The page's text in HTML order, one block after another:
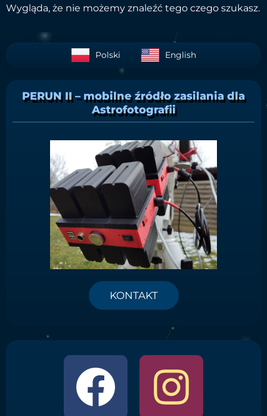
Wygląda, że nie możemy znaleźć tego czego szukasz.
Polski English
PERUN II – mobilne źródło zasilania dla
Astrofotografii
KONTAKT